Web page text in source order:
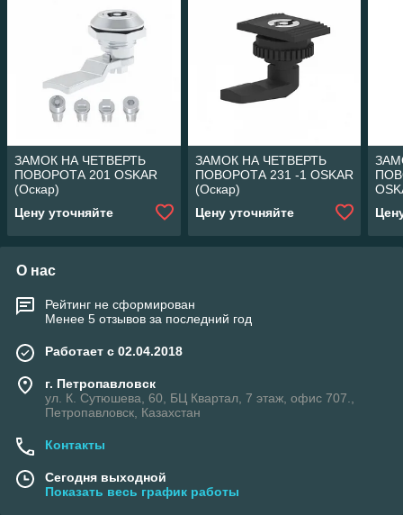
ЗАМОК НА ЧЕТВЕРТЬ
ПОВОРОТА 201 OSKAR
(Оскар)
Цену уточняйте
ЗАМОК НА ЧЕТВЕРТЬ
ПОВОРОТА 231 -1 OSKAR
(Оскар)
Цену уточняйте
О нас
Рейтинг не сформирован
Менее 5 отзывов за последний год
Работает с 02.04.2018
г. Петропавловск
ул. К. Сутюшева, 60, БЦ Квартал, 7 этаж, офис 707.,
Петропавловск, Казахстан
Контакты
Сегодня выходной
Показать весь график работы